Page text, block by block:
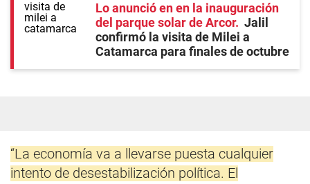
Lo anunció en en la inauguración
del parque solar de Arcor
Jalil
confirmó la visita de Milei a
Catamarca para finales de octubre
“La economía va a llevarse puesta cualquier
intento de desestabilización política. El